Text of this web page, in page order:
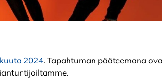
2024. Tapahtuman pääteemana